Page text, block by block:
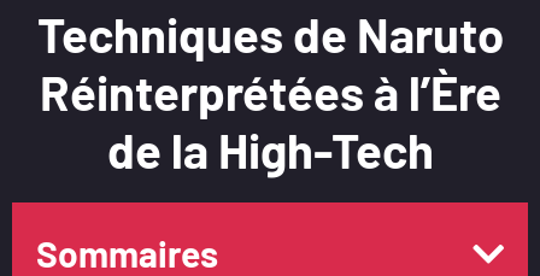
Techniques de Naruto
Réinterprétées à l’Ère
de la High-Tech
Sommaires